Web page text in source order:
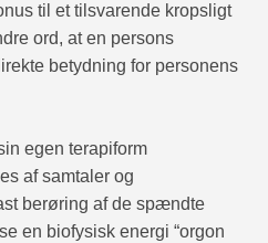
til et tilsvarende kropsligt
ord, at en persons
betydning for personens
egen terapiform
af samtaler og
berøring af de spændte
en biofysisk energi “orgon